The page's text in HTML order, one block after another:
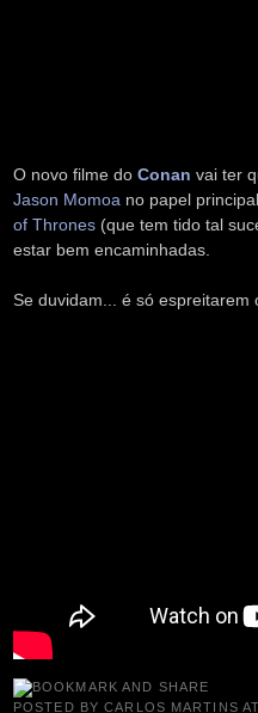
O novo filme do Conan vai ter
Jason Momoa no papel
of Thrones (que tem tido tal
estar bem encaminhadas.
Se duvidam... é só espreitarem
POSTED BYCARLOS MARTINS